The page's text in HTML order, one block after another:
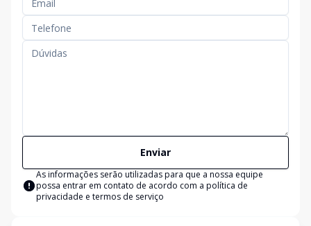
Enviar
As informações serão utilizadas para que a nossa equipe
possa entrar em contato de acordo com a política de
privacidade e termos de serviço